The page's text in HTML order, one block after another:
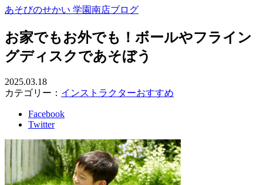
あそびのせかい 学園南店ブログ
お家でもお外でも！ボールやフライン
グディスクであそぼう
2025.03.18
カテゴリー： インストラクターおすすめ
Facebook
Twitter